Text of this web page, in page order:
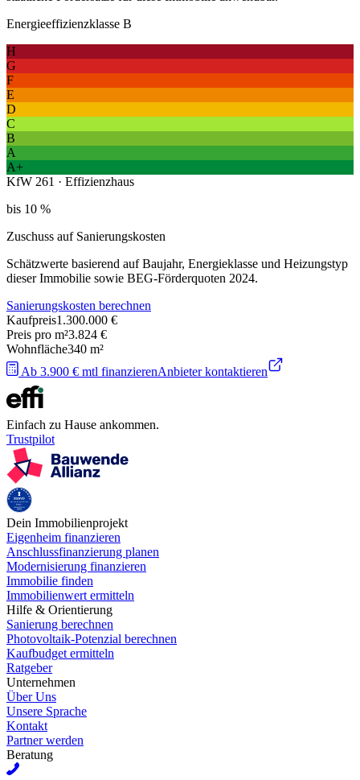
Energieeffizienzklasse B
H
G
F
E
D
C
B
A
A+
KfW 261 · Effizienzhaus
bis 10 %
Zuschuss auf Sanierungskosten
Schätzwerte basierend auf Baujahr, Energieklasse und Heizungstyp
dieser Immobilie sowie BEG-Förderquoten 2024.
Sanierungskosten berechnen
Kaufpreis1.300.000 €
Preis pro m²3.824 €
Wohnfläche340 m²
Ab 3.900 € mtl finanzierenAnbieter kontaktieren
Einfach zu Hause ankommen.
Trustpilot
Dein Immobilienprojekt
Eigenheim finanzieren
Anschlussfinanzierung planen
Modernisierung finanzieren
Immobilie finden
Immobilienwert ermitteln
Hilfe & Orientierung
Sanierung berechnen
Photovoltaik-Potenzial berechnen
Kaufbudget ermitteln
Ratgeber
Unternehmen
Über Uns
Unsere Sprache
Kontakt
Partner werden
Beratung